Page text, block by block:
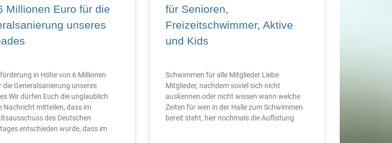
Millionen Euro für die
unseres
in Höhe von 6 Millionen
die Generalsanierung unseres
Wir dürfen Euch die unglaublich
Nachricht mitteilen, dass im
des Deutschen
entschieden wurde, dass im
für Senioren,
Freizeitschwimmer, Aktive
und Kids
Schwimmen für alle Mitglieder Liebe
Mitglieder, nachdem soviel sich nicht
auskennen oder nicht wissen wann welche
Zeiten für wen in der Halle zum Schwimmen
bereit steht, hier nochmals die Auflistung